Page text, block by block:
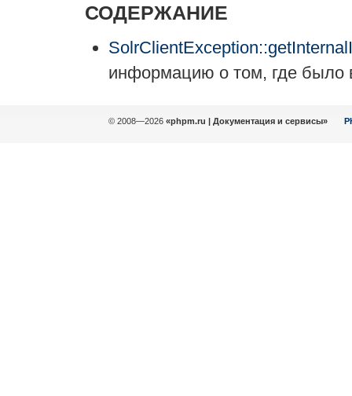
СОДЕРЖАНИЕ
информацию о том, где было
© 2008—2026 «phpm.ru | Документация и сервисы»